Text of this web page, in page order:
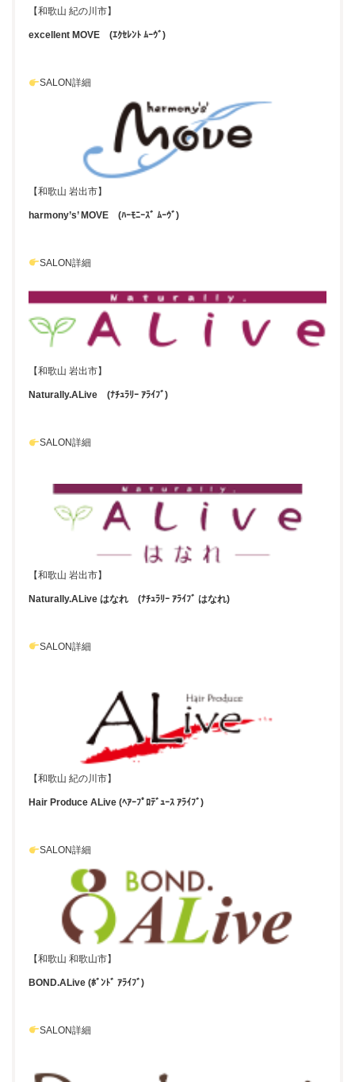
【和歌山 紀の川市】
excellent MOVE (ｴｸｾﾚﾝﾄ ﾑｰｳﾞ)
SALON詳細
【和歌山 岩出市】
harmony’s’ MOVE (ﾊｰﾓﾆｰｽﾞ ﾑｰｳﾞ)
SALON詳細
【和歌山 岩出市】
Naturally.ALive (ﾅﾁｭﾗﾘｰ ｱﾗｲﾌﾞ)
SALON詳細
【和歌山 岩出市】
Naturally.ALive はなれ (ﾅﾁｭﾗﾘｰ ｱﾗｲﾌﾞ はなれ)
SALON詳細
【和歌山 紀の川市】
Hair Produce ALive (ﾍｱｰﾌﾟﾛﾃﾞｭｰｽ ｱﾗｲﾌﾞ)
SALON詳細
【和歌山 和歌山市】
BOND.ALive (ﾎﾞﾝﾄﾞ ｱﾗｲﾌﾞ)
SALON詳細